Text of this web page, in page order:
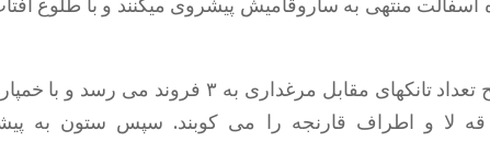
آسفالت منتهی به ساروقامیش پیشروی میکنند و با طلوع
تعداد تانکهای مقابل مرغداری به ۳ فروند می رسد و با
قه لا و اطراف قارنجه را می کوبند. سپس ستون به